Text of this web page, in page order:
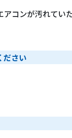
コンが汚れてい
ださい